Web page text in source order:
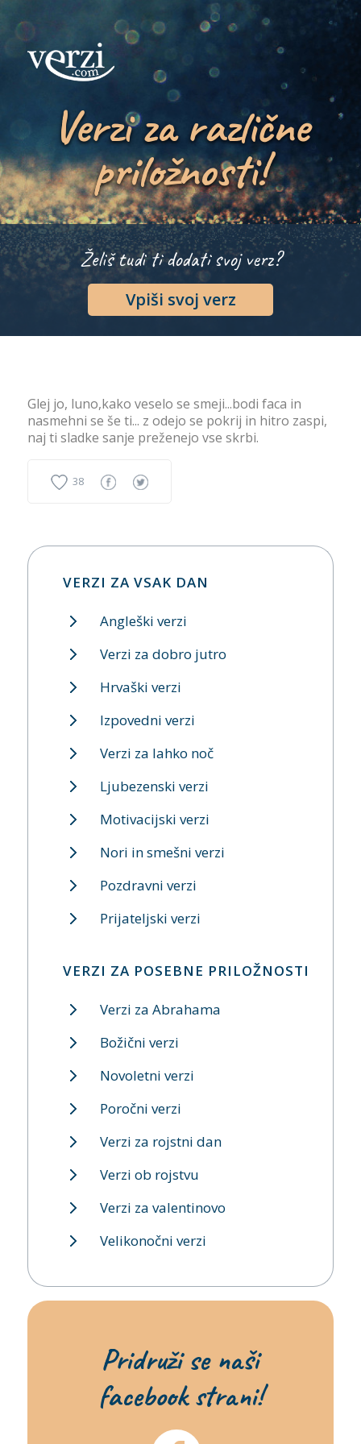
Verzi za različne
priložnosti!
Želiš tudi ti dodati svoj verz?
Vpiši svoj verz
Glej jo, luno,kako veselo se smeji...bodi faca in
nasmehni se še ti... z odejo se pokrij in hitro zaspi,
naj ti sladke sanje preženejo vse skrbi.
38
VERZI ZA VSAK DAN
Angleški verzi
Verzi za dobro jutro
Hrvaški verzi
Izpovedni verzi
Verzi za lahko noč
Ljubezenski verzi
Motivacijski verzi
Nori in smešni verzi
Pozdravni verzi
Prijateljski verzi
VERZI ZA POSEBNE PRILOŽNOSTI
Verzi za Abrahama
Božični verzi
Novoletni verzi
Poročni verzi
Verzi za rojstni dan
Verzi ob rojstvu
Verzi za valentinovo
Velikonočni verzi
Pridruži se naši
facebook strani!